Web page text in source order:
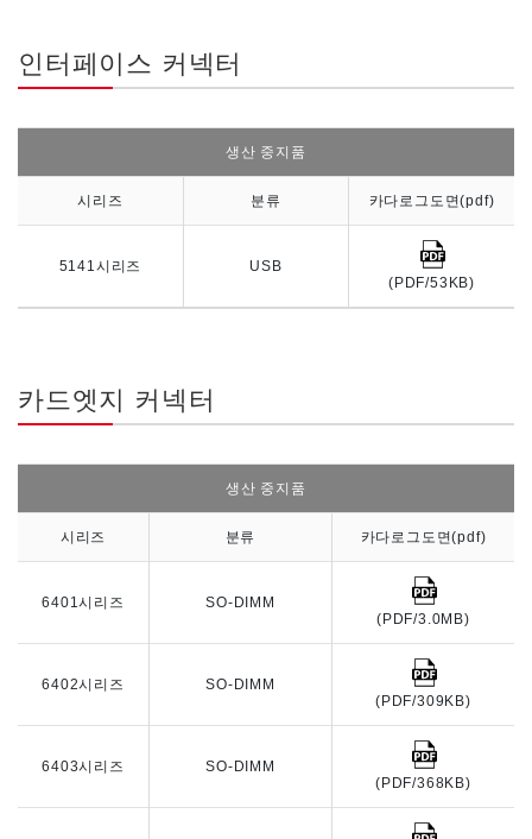
인터페이스 커넥터
생산 중지품
시리즈 분류 카다로그도면(pdf)
5141시리즈
USB
(PDF/53KB)
카드엣지 커넥터
생산 중지품
시리즈 분류 카다로그도면(pdf)
6401시리즈
SO-DIMM
(PDF/3.0MB)
6402시리즈
SO-DIMM
(PDF/309KB)
6403시리즈
SO-DIMM
(PDF/368KB)